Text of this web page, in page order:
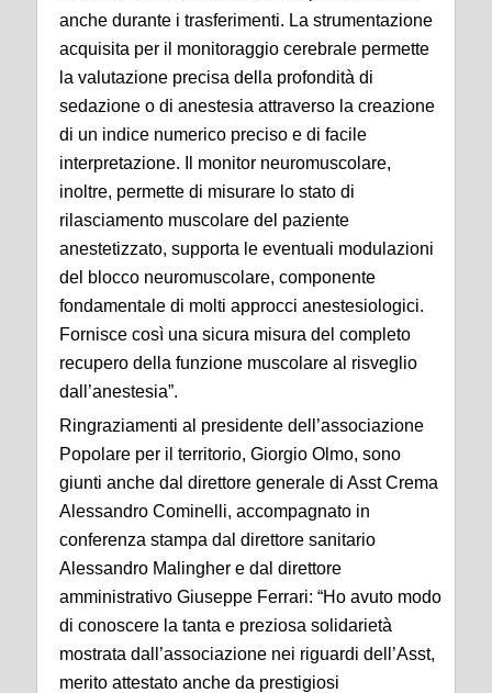
anche durante i trasferimenti. La strumentazione
acquisita per il monitoraggio cerebrale permette
la valutazione precisa della profondità di
sedazione o di anestesia attraverso la creazione
di un indice numerico preciso e di facile
interpretazione. Il monitor neuromuscolare,
inoltre, permette di misurare lo stato di
rilasciamento muscolare del paziente
anestetizzato, supporta le eventuali modulazioni
del blocco neuromuscolare, componente
fondamentale di molti approcci anestesiologici.
Fornisce così una sicura misura del completo
recupero della funzione muscolare al risveglio
dall’anestesia”.
Ringraziamenti al presidente dell’associazione
Popolare per il territorio, Giorgio Olmo, sono
giunti anche dal direttore generale di Asst Crema
Alessandro Cominelli, accompagnato in
conferenza stampa dal direttore sanitario
Alessandro Malingher e dal direttore
amministrativo Giuseppe Ferrari: “Ho avuto modo
di conoscere la tanta e preziosa solidarietà
mostrata dall’associazione nei riguardi dell’Asst,
merito attestato anche da prestigiosi